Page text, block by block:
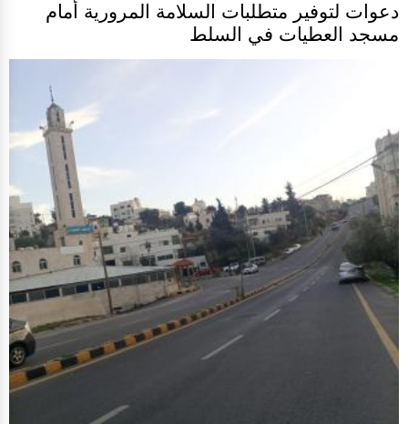
دعوات لتوفير متطلبات السلامة المرورية أمام
مسجد العطيات في السلط